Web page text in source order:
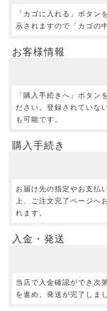
「カゴに入れる」ボタン
示されますので「カゴの
お客様情報
「購入手続きへ」ボタン
ださい。登録されていな
も可能です。
購入手続き
お届け先の指定やお支払
上、ご注文完了ページへ
れます。
入金・発送
当店で入金確認ができ次
を進め、発送が完了しま